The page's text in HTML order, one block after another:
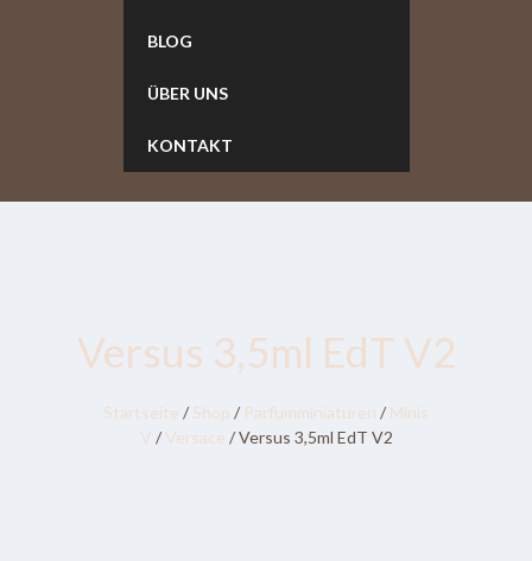
BLOG
ÜBER UNS
KONTAKT
Versus 3,5ml EdT V2
Startseite / Shop / Parfumminiaturen / Minis
V /Versace / Versus 3,5ml EdT V2